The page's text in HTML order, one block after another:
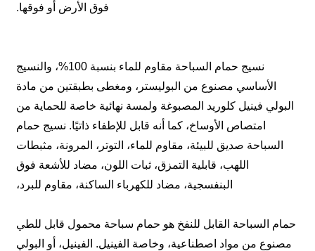
فوق الأرض أو فوقها.
نسيج حمام السباحة مقاوم للماء بنسبة 100%، والنسيج
الأساسي مصنوع من البوليستر، ومغطى بطبقتين من مادة
البولي فينيل كلوريد المصبوغة ولمسة نهائية خاصة للحماية من
امتصاص الأوساخ، كما أنه قابل للإطفاء ذاتيًا. نسيج حمام
السباحة صديق للبيئة، مقاوم للماء، التوتر، المرونة، مثبطات
اللهب، قابلية التمزق، ثبات اللون، مضاد للأشعة فوق
البنفسجية، مضاد للكهرباء الساكنة، مقاوم للبرد،
حمام السباحة القابل للنفخ هو حمام سباحة محمول قابل للطي
مصنوع من مواد اصطناعية، وخاصة الفينيل. الفينيل، أو البولي